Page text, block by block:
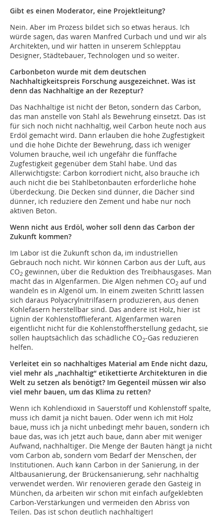
Gibt es einen Moderator, eine Projektleitung?
Nein. Aber im Prozess bildet sich so etwas heraus. Ich
würde sagen, das waren Manfred Curbach und und wir als
Architekten, und wir hatten in unserem Schlepptau
Designer, Städtebauer, Technologen und so weiter.
Carbonbeton wurde mit dem deutschen
Nachhaltigkeitspreis Forschung ausgezeichnet. Was ist
denn das Nachhaltige an der Rezeptur?
Das Nachhaltige ist nicht der Beton, sondern das Carbon,
das man anstelle von Stahl als Bewehrung einsetzt. Das ist
für sich noch nicht nachhaltig, weil Carbon heute noch aus
Erdöl gemacht wird. Dann erlauben die hohe Zugfestigkeit
und die hohe Dichte der Bewehrung, dass ich weniger
Volumen brauche, weil ich ungefähr die fünffache
Zugfestigkeit gegenüber dem Stahl habe. Und das
Allerwichtigste: Carbon korrodiert nicht, also brauche ich
auch nicht die bei Stahlbetonbauten erforderliche hohe
Überdeckung. Die Decken sind dünner, die Dächer sind
dünner, ich reduziere den Zement und habe nur noch
aktiven Beton.
Wenn nicht aus Erdöl, woher soll denn das Carbon der
Zukunft kommen?
Im Labor ist die Zukunft schon da, im industriellen
Gebrauch noch nicht. Wir können Carbon aus der Luft, aus
CO2 gewinnen, über die Reduktion des Treibhausgases. Man
macht das in Algenfarmen. Die Algen nehmen CO2 auf und
wandeln es in Algenöl um. In einem zweiten Schritt lassen
sich daraus Polyacrylnitrilfasern produzieren, aus denen
Kohlefasern herstellbar sind. Das andere ist Holz, hier ist
Lignin der Kohlenstofflieferant. Algenfarmen waren
eigentlicht nicht für die Kohlenstoffherstellung gedacht, sie
sollen hauptsächlich das schädliche CO2-Gas reduzieren
helfen.
Verleitet ein so nachhaltiges Material am Ende nicht dazu,
viel mehr als „nachhaltig“ etikettierte Architekturen in die
Welt zu setzen als benötigt? Im Gegenteil müssen wir also
viel mehr bauen, um das Klima zu retten?
Wenn ich Kohlendioxid in Sauerstoff und Kohlenstoff spalte,
muss ich damit ja nicht bauen. Oder wenn ich mit Holz
baue, muss ich ja nicht unbedingt mehr bauen, sondern ich
baue das, was ich jetzt auch baue, dann aber mit weniger
Aufwand, nachhaltiger. Die Menge der Bauten hängt ja nicht
vom Carbon ab, sondern vom Bedarf der Menschen, der
Institutionen. Auch kann Carbon in der Sanierung, in der
Altbausanierung, der Brückensanierung, sehr nachhaltig
verwendet werden. Wir renovieren gerade den Gasteig in
München, da arbeiten wir schon mit einfach aufgeklebten
Carbon-Verstärkungen und vermeiden den Abriss von
Teilen. Das ist schon deutlich nachhaltiger!